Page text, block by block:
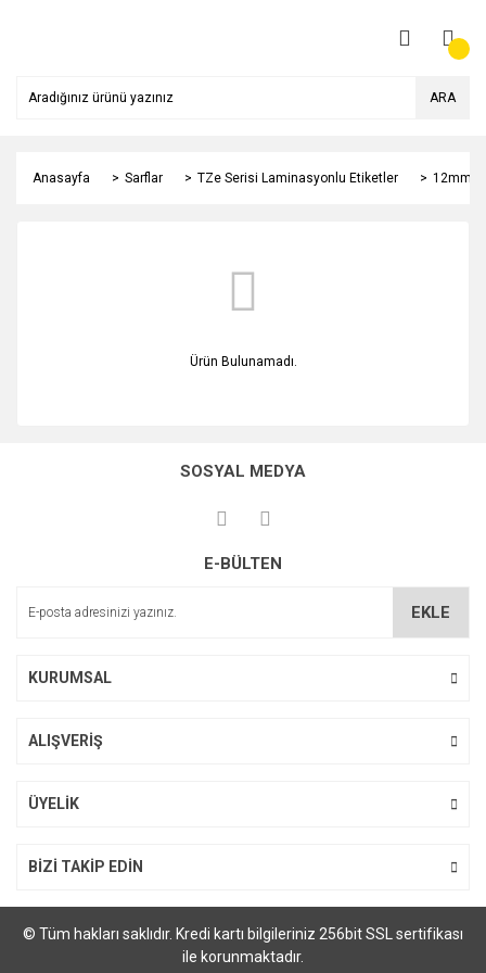
ARA
Anasayfa Sarflar TZe Serisi Laminasyonlu Etiketler 12mm
Ürün Bulunamadı.
SOSYAL MEDYA
E-BÜLTEN
EKLE
KURUMSAL
ALIŞVERİŞ
ÜYELİK
BİZİ TAKİP EDİN
© Tüm hakları saklıdır. Kredi kartı bilgileriniz 256bit SSL sertifikası
ile korunmaktadır.